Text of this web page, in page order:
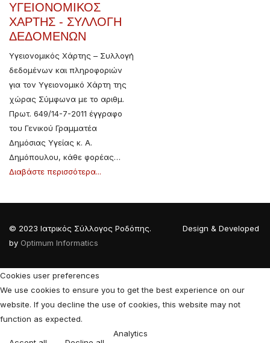
ΥΓΕΙΟΝΟΜΙΚΟΣ
ΧΑΡΤΗΣ - ΣΥΛΛΟΓΗ
ΔΕΔΟΜΕΝΩΝ
Υγειονομικός Χάρτης – Συλλογή
δεδομένων και πληροφοριών
για τον Υγειονομικό Χάρτη της
χώρας Σύμφωνα με το αριθμ.
Πρωτ. 649/14-7-2011 έγγραφο
του Γενικού Γραμματέα
Δημόσιας Υγείας κ. Α.
Δημόπουλου, κάθε φορέας…
Διαβάστε περισσότερα...
© 2023 Ιατρικός Σύλλογος Ροδόπης. Design & Developed
by Optimum Informatics
Cookies user preferences
We use cookies to ensure you to get the best experience on our
website. If you decline the use of cookies, this website may not
function as expected.
Analytics